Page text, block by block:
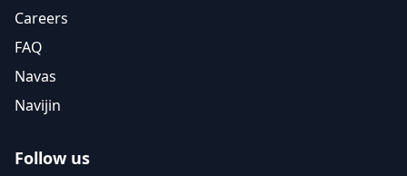
Careers
FAQ
Navas
Navijin
Follow us